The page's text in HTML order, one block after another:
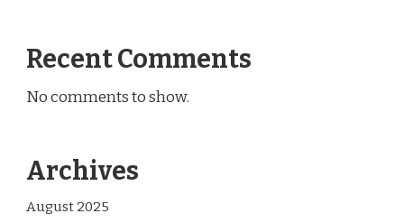
Recent Comments
No comments to show.
Archives
August 2025